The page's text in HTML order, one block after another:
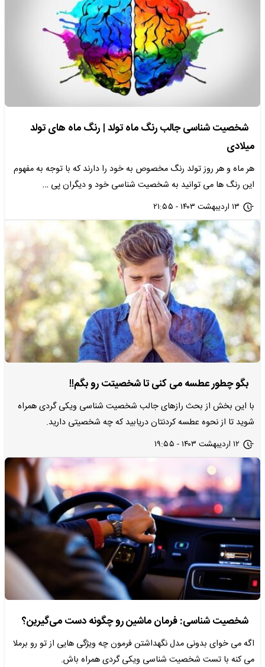
شخصیت شناسی جالب رنگ ماه تولد | رنگ ماه های تولد
میلادی
هر ماه و هر روز تولد رنگ مخصوص به خود را دارند که با توجه به مفهوم
این رنگ ها می توانید به شخصیت شناسی خود و دیگران پی …
۱۳ اردیبهشت ۱۴۰۳ - ۲۱:۵۵
بگو چطور عطسه می کنی تا شخصیتت رو بگم!!
با این بخش از بحث رازهای جالب شخصیت شناسی ویکی گردی همراه
شوید تا از نحوه عطسه کردنتان دریابید که چه شخصیتی دارید.
۱۲ اردیبهشت ۱۴۰۳ - ۱۹:۵۵
شخصیت شناسی: فرمان ماشین رو چگونه دست می‌گیرین؟
اگه می خوای بدونی مدل نگهداشتن فرمون چه ویژگی هایی از تو رو برملا
می کنه با تست شخصیت شناسی ویکی گردی همراه باش.